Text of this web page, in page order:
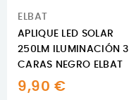
ELBAT
APLIQUE LED SOLAR
250LM ILUMINACIÓN 3
CARAS NEGRO ELBAT
9,90 €